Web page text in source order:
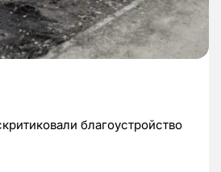
благоустройство